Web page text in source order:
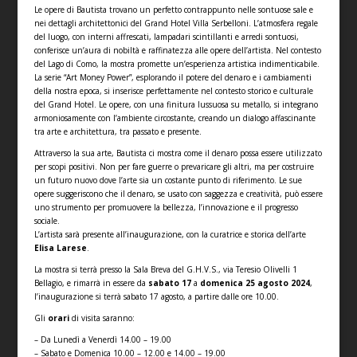
Le opere di Bautista trovano un perfetto contrappunto nelle sontuose sale e
nei dettagli architettonici del Grand Hotel Villa Serbelloni. L’atmosfera regale
del luogo, con interni affrescati, lampadari scintillanti e arredi sontuosi,
conferisce un’aura di nobiltà e raffinatezza alle opere dell’artista. Nel contesto
del Lago di Como, la mostra promette un’esperienza artistica indimenticabile.
La serie “Art Money Power”, esplorando il potere del denaro e i cambiamenti
della nostra epoca, si inserisce perfettamente nel contesto storico e culturale
del Grand Hotel. Le opere, con una finitura lussuosa su metallo, si integrano
armoniosamente con l’ambiente circostante, creando un dialogo affascinante
tra arte e architettura, tra passato e presente.
Attraverso la sua arte, Bautista ci mostra come il denaro possa essere utilizzato
per scopi positivi. Non per fare guerre o prevaricare gli altri, ma per costruire
un futuro nuovo dove l’arte sia un costante punto di riferimento. Le sue
opere suggeriscono che il denaro, se usato con saggezza e creatività, può essere
uno strumento per promuovere la bellezza, l’innovazione e il progresso
sociale.
L’artista sarà presente all’inaugurazione, con la curatrice e storica dell’arte
Elisa Larese.
La mostra si terrà presso la Sala Breva del G.H.V.S., via Teresio Olivelli 1
Bellagio, e rimarrà in essere da sabato 17a domenica 25 agosto 2024,
l’inaugurazione si terrà sabato 17 agosto, a partire dalle ore 10.00.
Gli orari di visita saranno:
– Da Lunedì a Venerdì 14.00 – 19.00
– Sabato e Domenica 10.00 – 12.00 e 14.00 – 19.00